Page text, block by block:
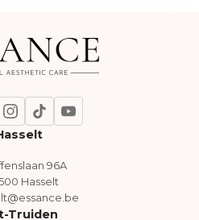
96A
Hasselt
Truiden